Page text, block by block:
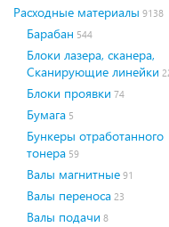
Расходные материалы 9138
Барабан 544
Блоки лазера, сканера,
Сканирующие линейки
Блоки проявки 74
Бумага 5
Бункеры отработанного
тонера 59
Валы магнитные 91
Валы переноса 23
Валы подачи 8